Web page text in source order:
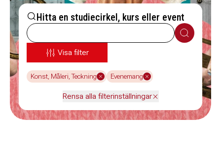
Hitta en studiecirkel, kurs eller event
Sök
Visa filter
Konst, Måleri, Teckning Evenemang
Rensa alla filterinställningar